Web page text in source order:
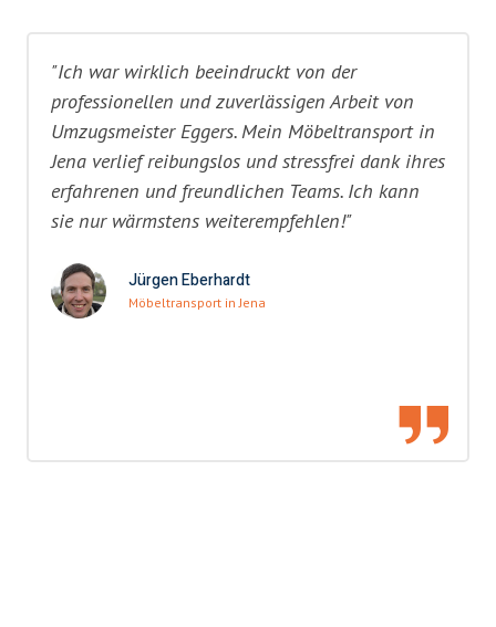
"Ich war wirklich beeindruckt von der
professionellen und zuverlässigen Arbeit von
Umzugsmeister Eggers. Mein Möbeltransport in
Jena verlief reibungslos und stressfrei dank ihres
erfahrenen und freundlichen Teams. Ich kann
sie nur wärmstens weiterempfehlen!"
Jürgen Eberhardt
Möbeltransport in Jena